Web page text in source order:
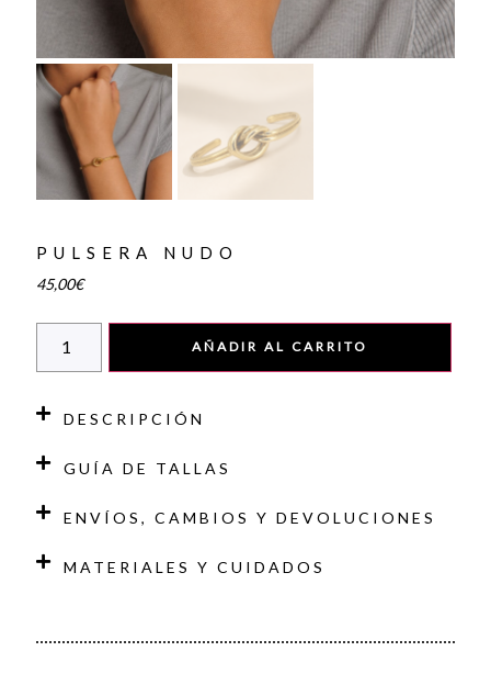
PULSERA NUDO
45,00€
AÑADIR AL CARRITO
DESCRIPCIÓN
GUÍA DE TALLAS
ENVÍOS, CAMBIOS Y DEVOLUCIONES
MATERIALES Y CUIDADOS